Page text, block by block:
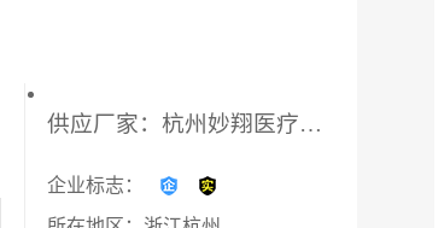
供应厂家：杭州妙翔医疗科技有限公司
企业标志：